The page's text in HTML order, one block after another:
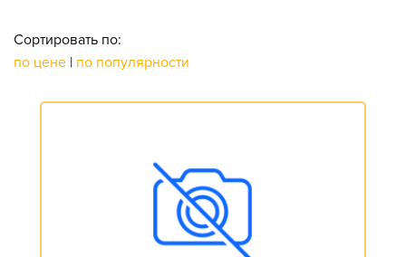
Сортировать по:
по цене | по популярности